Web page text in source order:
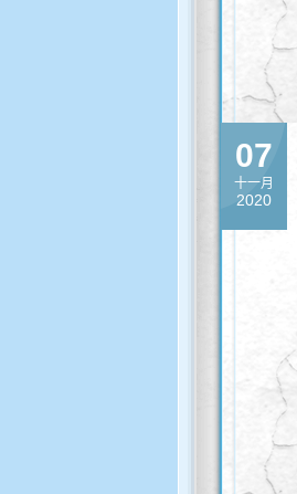
07
十一月
2020